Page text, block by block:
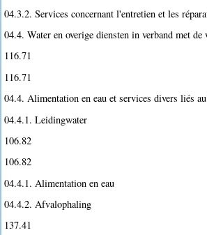
04.3.2. Services concernant l'entretien et les
04.4. Water en overige diensten in verband met de
116.71
116.71
04.4. Alimentation en eau et services divers liés
04.4.1. Leidingwater
106.82
106.82
04.4.1. Alimentation en eau
04.4.2. Afvalophaling
137.41